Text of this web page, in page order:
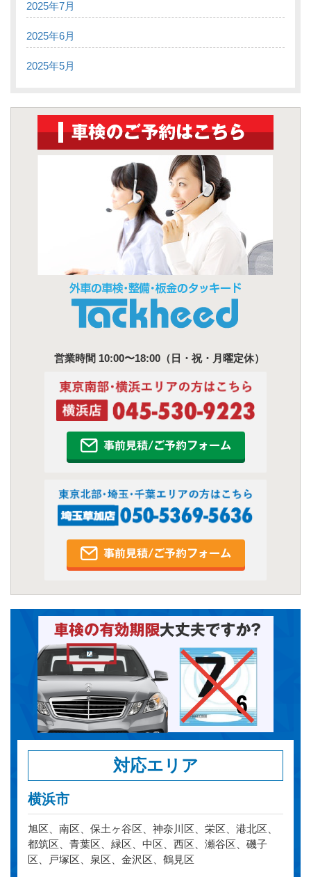
2025年7月
2025年6月
2025年5月
営業時間 10:00〜18:00（日・祝・月曜定休）
対応エリア
横浜市
旭区、南区、保土ヶ谷区、神奈川区、栄区、港北区、
都筑区、青葉区、緑区、中区、西区、瀬谷区、磯子
区、戸塚区、泉区、金沢区、鶴見区